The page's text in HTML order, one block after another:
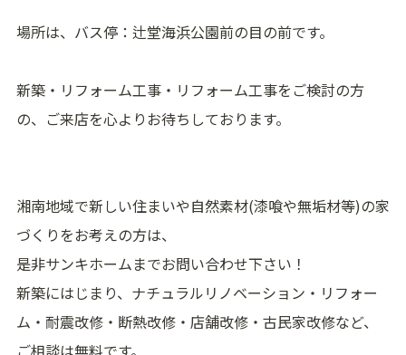
場所は、バス停：辻堂海浜公園前の目の前です。
新築・リフォーム工事・リフォーム工事をご検討の方
の、ご来店を心よりお待ちしております。
湘南地域で新しい住まいや自然素材(漆喰や無垢材等)の家
づくりをお考えの方は、
是非サンキホームまでお問い合わせ下さい！
新築にはじまり、ナチュラルリノベーション・リフォー
ム・耐震改修・断熱改修・店舗改修・古民家改修など、